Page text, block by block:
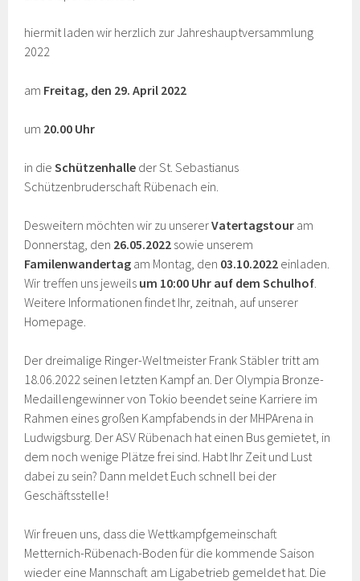
hiermit laden wir herzlich zur Jahreshauptversammlung
2022
am Freitag, den 29. April 2022
um 20.00 Uhr
in dieSchützenhalle der St. Sebastianus
Schützenbruderschaft Rübenach ein.
Desweitern möchten wir zu unsererVatertagstour am
Donnerstag, den 26.05.2022 sowie unserem
Familenwandertag am Montag, den 03.10.2022 einladen.
Wir treffen uns jeweils um 10:00 Uhr auf dem Schulhof.
Weitere Informationen findet Ihr, zeitnah, auf unserer
Homepage.
Der dreimalige Ringer-Weltmeister Frank Stäbler tritt am
18.06.2022 seinen letzten Kampf an. Der Olympia Bronze-
Medaillengewinner von Tokio beendet seine Karriere im
Rahmen eines großen Kampfabends in der MHPArena in
Ludwigsburg. Der ASV Rübenach hat einen Bus gemietet, in
dem noch wenige Plätze frei sind. Habt Ihr Zeit und Lust
dabei zu sein? Dann meldet Euch schnell bei der
Geschäftsstelle!
Wir freuen uns, dass die Wettkampfgemeinschaft
Metternich-Rübenach-Boden für die kommende Saison
wieder eine Mannschaft am Ligabetrieb gemeldet hat. Die